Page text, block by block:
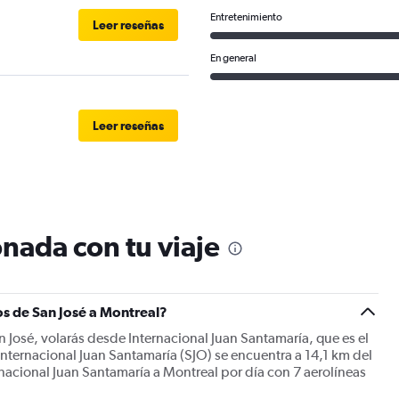
Leer reseñas
Leer reseñas
Entretenimiento
En general
con tu viaje
de San José a Montreal?
volarás desde Internacional Juan Santamaría, que es el
Juan Santamaría (SJO) se encuentra a 14,1 km del
Juan Santamaría a Montreal por día con 7 aerolíneas